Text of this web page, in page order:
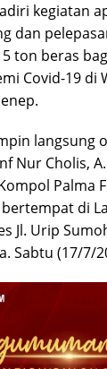
kegiatan
dan
ton beras
Covid-19 di
langsung
Nur Cholis,
Palma
bertempat di
Jl. Urip
Sabtu (17/7/